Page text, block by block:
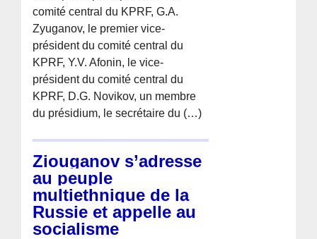
comité central du KPRF, G.A.
Zyuganov, le premier vice-
président du comité central du
KPRF, Y.V. Afonin, le vice-
président du comité central du
KPRF, D.G. Novikov, un membre
du présidium, le secrétaire du (…)
Ziouganov s’adresse
au peuple
multiethnique de la
Russie et appelle au
socialisme